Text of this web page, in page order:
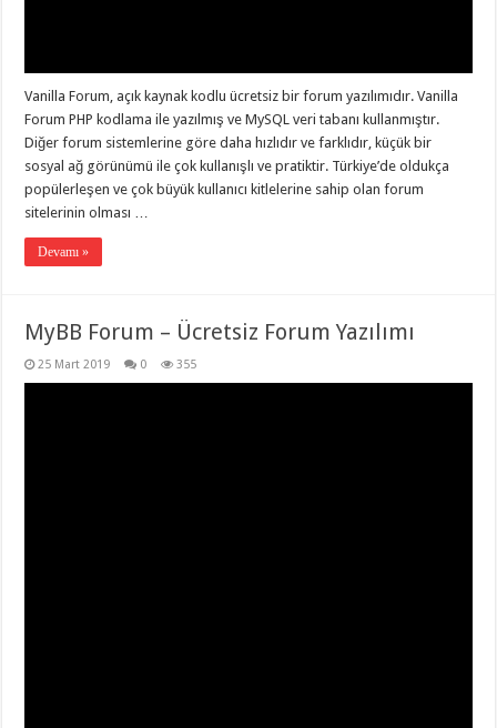
Vanilla Forum, açık kaynak kodlu ücretsiz bir forum yazılımıdır. Vanilla
Forum PHP kodlama ile yazılmış ve MySQL veri tabanı kullanmıştır.
Diğer forum sistemlerine göre daha hızlıdır ve farklıdır, küçük bir
sosyal ağ görünümü ile çok kullanışlı ve pratiktir. Türkiye’de oldukça
popülerleşen ve çok büyük kullanıcı kitlelerine sahip olan forum
sitelerinin olması …
Devamı »
MyBB Forum – Ücretsiz Forum Yazılımı
25 Mart 2019 0 355